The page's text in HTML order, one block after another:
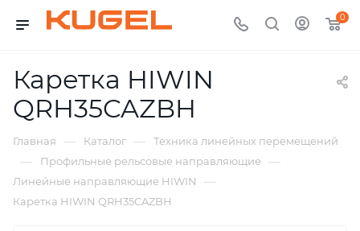
0
Каретка HIWIN
QRH35CAZBH
Главная — Каталог — Техника линейных перемещений
— Профильные рельсовые направляющие —
Линейные направляющие HIWIN —
Каретка HIWIN QRH35CAZBH